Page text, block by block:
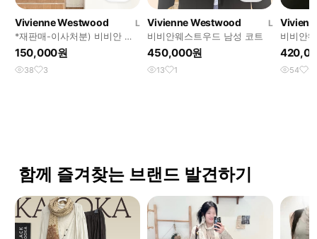
Vivienne Westwood
L
*재판매-이사처분) 비비안 웨
스트우드 네이비 후드집업
150,000원
38 3
Vivienne Westwood
L
비비안웨스트우드 남성 코트
450,000원
13 1
비비안
가디건
54 9
함께 즐겨찾는 브랜드 발견하기